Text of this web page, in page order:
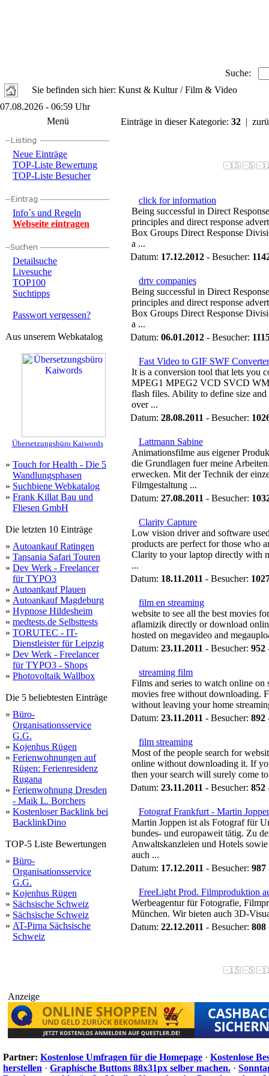
Suche:
Sie befinden sich hier: Kunst & Kultur / Film & Video
07.08.2026 - 06:59 Uhr
Menü
Neue Einträge
TOP-Liste Bewertung
TOP-Liste Besucher
Info´s und Regeln
Webseite eintragen
Detailsuche
Livesuche
TOP100
Suchtipps
Passwort vergessen?
Aus unserem Webkatalog
Übersetzungsbüro Kaiwords
» Touch for Health - Die 5
Wandlungsphasen
» Suchbiene Webkatalog
» Frank Killat Bau und
Fliesen GmbH
Die letzten 10 Einträge
» Autoankauf Ratingen
» Tansania Safari Touren
» Dev Werk - Freelancer
für TYPO3
» Autoankauf Plauen
» Autoankauf Magdeburg
» Hypnose Hildesheim
» medtests.de Selbsttests
» TORUTEC - IT-
Dienstleister für Leipzig
» Dev Werk - Freelancer
für TYPO3 - Shops
» Photovoltaik Wallbox
Die 5 beliebtesten Einträge
» Büro-
Organisationsservice
G.G.
» Kojenhus Rügen
» Ferienwohnungen auf
Rügen: Ferienresidenz
Rugana
» Ferienwohnung Dresden
- Maik L. Borchers
» Kostenloser Backlink bei
BacklinkDino
TOP-5 Liste Bewertungen
» Büro-
Organisationsservice
G.G.
» Kojenhus Rügen
» Sächsische Schweiz
» Sächsische Schweiz
» AT-Pirna Sächsische
Schweiz
Einträge in dieser Kategorie: 32 |
click for information
Being successful in Direct
principles and direct response
Box Groups Direct Response
a ...
Datum: 17.12.2012 - Besucher:
drtv companies
Being successful in Direct
principles and direct response
Box Groups Direct Response
a ...
Datum: 06.01.2012 - Besucher:
Fast Video to GIF SWF Converter
It is a conversion tool that lets
MPEG1 MPEG2 VCD SVCD
flash files. Ability to define size
over ...
Datum: 28.08.2011 - Besucher:
Lattmann Sabine
Animationsfilme aus eigener
die Grundlagen fuer meine
erwecken. Mit der Technik der
Filmgestaltung ...
Datum: 27.08.2011 - Besucher:
Clarity Capture
Low vision driver and software
products are perfect for those who
Clarity to your laptop directly with
...
Datum: 18.11.2011 - Besucher:
film en streaming
website to see all the best movies
aflamizik directly or download
hosted on megavideo and
Datum: 23.11.2011 - Besucher: 952
streaming film
Films and series to watch online
movies free without downloading.
without leaving your home
Datum: 23.11.2011 - Besucher: 892
film streaming
Most of the people search for
online without downloading it. If
then your search will surely come
Datum: 23.11.2011 - Besucher: 852
Fotograf Frankfurt - Martin
Martin Joppen ist als Fotograf für
bundes- und europaweit tätig. Zu
Anwaltskanzleien und Hotels
auch ...
Datum: 17.12.2011 - Besucher: 987
FreeLight Prod. Filmproduktion
Werbeagentur für Fotografie,
München. Wir bieten auch 3D-
Datum: 22.12.2011 - Besucher: 808
Anzeige
Partner: Kostenlose Umfragen für die Homepage · Kostenlose
herstellen · Graphische Buttons 88x31px selber machen. ·